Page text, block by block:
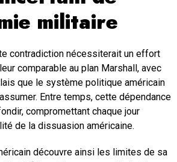
militaire
contradiction nécessiterait un effort
comparable au plan Marshall, avec
que le système politique américain
Entre temps, cette dépendance
compromettant chaque jour
de la dissuasion américaine.
découvre ainsi les limites de sa